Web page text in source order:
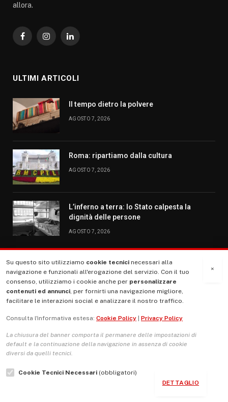
allora.
FacebookInstagramLinkedIn
ULTIMI ARTICOLI
Il tempo dietro la polvere
AGOSTO 7, 2026
Roma: ripartiamo dalla cultura
AGOSTO 7, 2026
L’inferno a terra: lo Stato calpesta la
dignità delle persone
AGOSTO 7, 2026
MENU
La Nostra Storia
Le Copertine
L’Associazione
Indirizzo Socio Politico Culturale
×
Su questo sito utilizziamo cookie tecnici necessari alla
navigazione e funzionali all'erogazione del servizio. Con il tuo
consenso, utilizziamo i cookie anche per personalizzare
contenuti ed annunci, per fornirti una navigazione migliore,
facilitare le interazioni social e analizzare il nostro traffico.
Consulta l'informativa estesa: Cookie Policy Privacy Policy
La chiusura del banner comporta il permanere delle impostazioni di
default e la continuazione della navigazione in assenza di cookie
diversi da quelli tecnici.
Cookie Tecnici Necessari (obbligatori)
DETTAGLIO